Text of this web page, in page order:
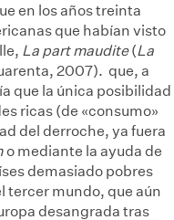
en los años treinta
que habían visto
La part maudite(La
2007). que, a
que la única posibilidad
ricas (de «consumo»
del derroche, ya fuera
o mediante la ayuda de
demasiado pobres
tercer mundo, que aún
desangrada tras